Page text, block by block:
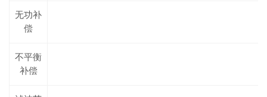
无功补
偿
不平衡
补偿